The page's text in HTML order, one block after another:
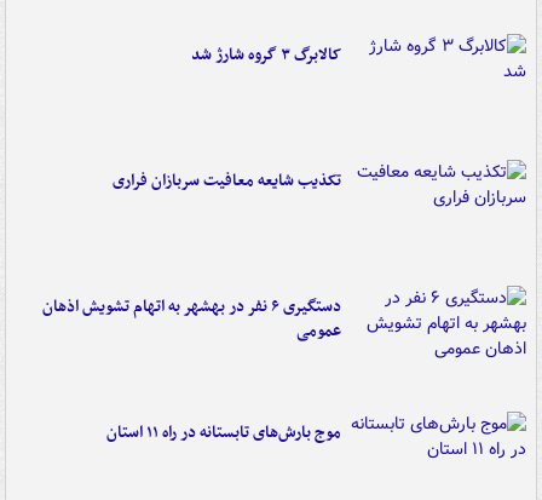
کالابرگ ۳ گروه شارژ شد
تکذیب شایعه معافیت سربازان فراری
دستگیری ۶ نفر در بهشهر به اتهام تشویش اذهان
عمومی
موج بارش‌های تابستانه در راه ۱۱ استان